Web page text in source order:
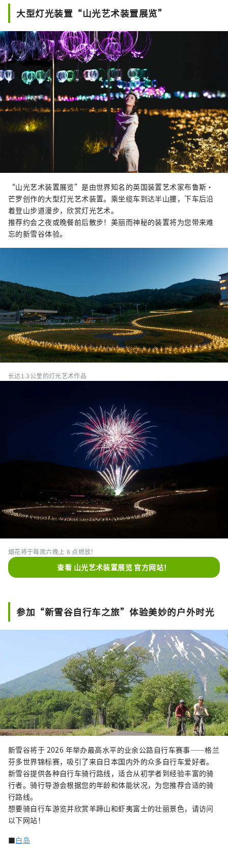
大型灯光装置“山光艺术装置展览”
“山光艺术装置展览”是由世界知名的英国装置艺术家布鲁斯·
芒罗创作的大型灯光艺术装置。乘坐缆车到达半山腰，下车后沿
着登山步道漫步，欣赏灯光艺术。
推荐约会之夜或晚餐前后散步！美丽而神秘的装置将为您带来难
忘的新雪谷体验。
长达1.3公里的灯光艺术作品
烟花将于每周六晚上 8 点燃放！
查看 山光艺术装置展览 官方网站！
参加“新雪谷自行车之旅”体验美妙的户外时光
新雪谷将于 2026 年举办最高水平的业余公路自行车赛事——格兰
芬多世界锦标赛，吸引了来自日本国内外的众多自行车爱好者。
新雪谷提供各种自行车骑行路线，适合从初学者到经验丰富的骑
行者。骑行导游会根据您的年龄和体能状况，为您推荐合适的骑
行路线。
想要骑自行车游览并欣赏羊蹄山和虾夷富士的壮丽景色，请访问
以下网站！
■白岛